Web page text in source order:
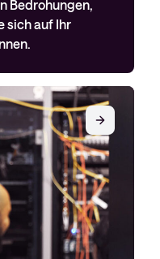
Bedrohungen,
sich auf Ihr